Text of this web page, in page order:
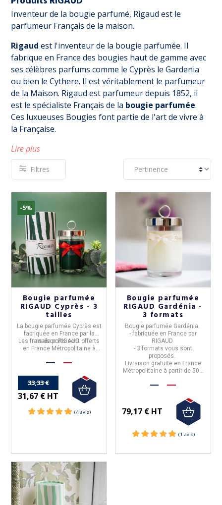
Inventeur de la bougie parfumé, Rigaud est le
parfumeur Français de la maison.
Rigaud est l'inventeur de la bougie parfumée. Il
fabrique en France des bougies haut de gamme avec
ses célèbres parfums comme le Cyprès le Gardenia
ou bien le Cythere. Il est véritablement le parfumeur
de la Maison. Rigaud est parfumeur depuis 1852, il
est le spécialiste Français de la bougie parfumée.
Ces luxueuses Bougies font partie de l'art de vivre à
la Française.
Lire plus
Filtres
-5%
Bougie parfumée
RIGAUD Cyprès - 3
tailles
La bougie parfumée Cyprès est
fabriquée en Francepar la
maisonRIGAUD .
Les frais de ports sont offerts
en France Métropolitaine à
33,33 €
31,67 € HT
Bougie parfumée
RIGAUD Gardénia -
3 formats
Bougie parfumée Gardénia.
- fabriquée en France par
RIGAUD
- 3 formats vous sont
proposés.
Livraison gratuite en France
Métropolitaine à partir de 50€
79,17 € HT